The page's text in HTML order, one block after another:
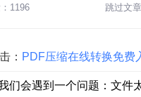
1196 跳过文
： PDF压缩在线转换免费
们会遇到一个问题：文件